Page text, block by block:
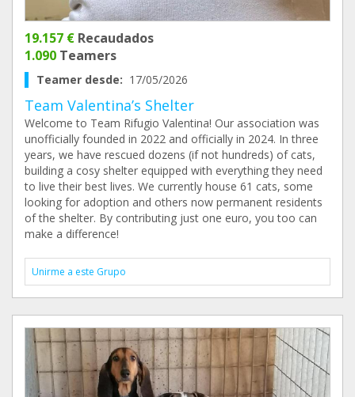
19.157 € Recaudados
1.090 Teamers
Teamer desde: 17/05/2026
Team Valentina’s Shelter
Welcome to Team Rifugio Valentina! Our association was
unofficially founded in 2022 and officially in 2024. In three
years, we have rescued dozens (if not hundreds) of cats,
building a cosy shelter equipped with everything they need
to live their best lives. We currently house 61 cats, some
looking for adoption and others now permanent residents
of the shelter. By contributing just one euro, you too can
make a difference!
Unirme a este Grupo